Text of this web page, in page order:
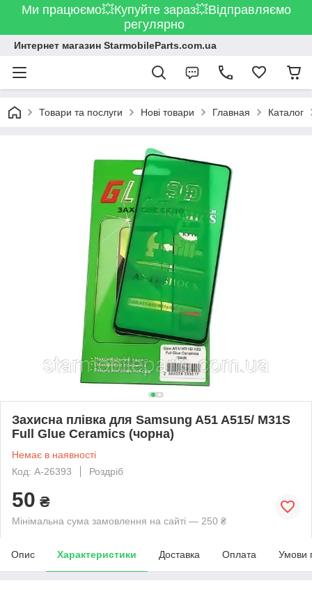
Ми працюємо💥Купуйте зараз💥Відправляємо
регулярно
Интернет магазин StarmobileParts.com.ua
Товари та послуги Нові товари Главная Каталог
Захисна плівка для Samsung A51 A515/ M31S
Full Glue Ceramics (чорна)
Немає в наявності
Код: A-26393
Роздріб
50 ₴
Мінімальна сума замовлення на сайті — 250 ₴
Опис Характеристики Доставка Оплата Умови